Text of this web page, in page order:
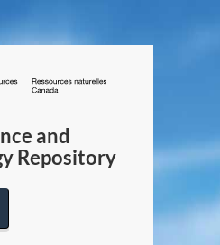
/
Canada
and
Repository